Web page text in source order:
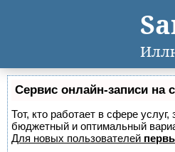
Сервис онлайн-записи на
Тот, кто работает в сфере
бюджетный и оптимальный
Для новых пользователей